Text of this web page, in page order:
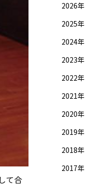
て合
2026年
2025年
2024年
2023年
2022年
2021年
2020年
2019年
2018年
2017年